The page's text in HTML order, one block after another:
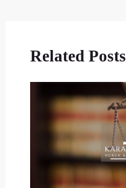
Related Posts